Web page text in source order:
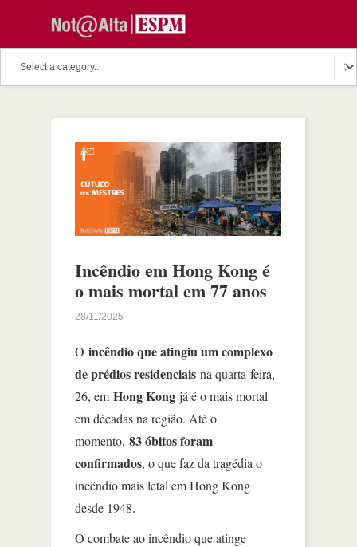
Incêndio em Hong Kong é
o mais mortal em 77 anos
28/11/2025
O incêndio que atingiu um complexo
de prédios residenciais na quarta-feira,
26, em Hong Kong já é o mais mortal
em décadas na região. Até o
momento, 83 óbitos foram
confirmados, o que faz da tragédia o
incêndio mais letal em Hong Kong
desde 1948.
O combate ao incêndio que atinge